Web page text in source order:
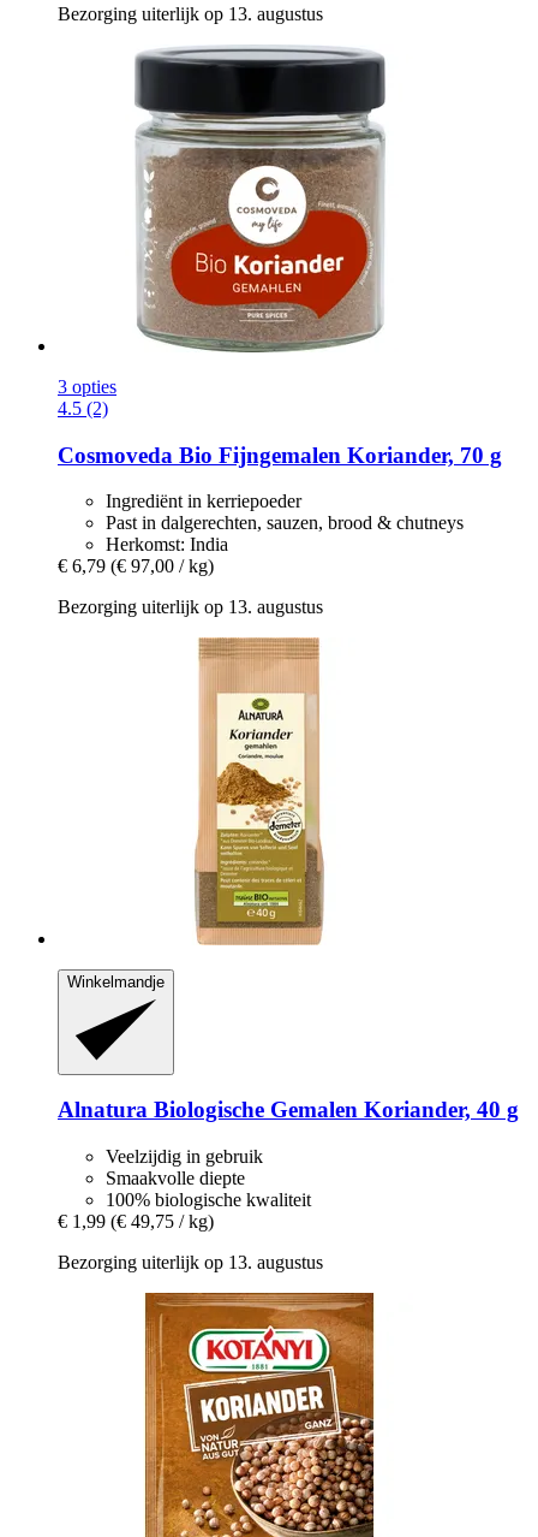
Bezorging uiterlijk op 13. augustus
3 opties
4.5 (2)
Cosmoveda Bio Fijngemalen Koriander, 70 g
Ingrediënt in kerriepoeder
Past in dalgerechten, sauzen, brood & chutneys
Herkomst: India
€ 6,79 (€ 97,00 / kg)
Bezorging uiterlijk op 13. augustus
Winkelmandje
Alnatura Biologische Gemalen Koriander, 40 g
Veelzijdig in gebruik
Smaakvolle diepte
100% biologische kwaliteit
€ 1,99 (€ 49,75 / kg)
Bezorging uiterlijk op 13. augustus